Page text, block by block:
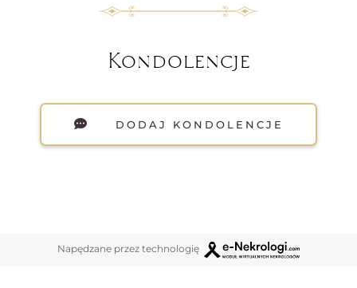
Kondolencje
DODAJ KONDOLENCJE
Napędzane przez technologię